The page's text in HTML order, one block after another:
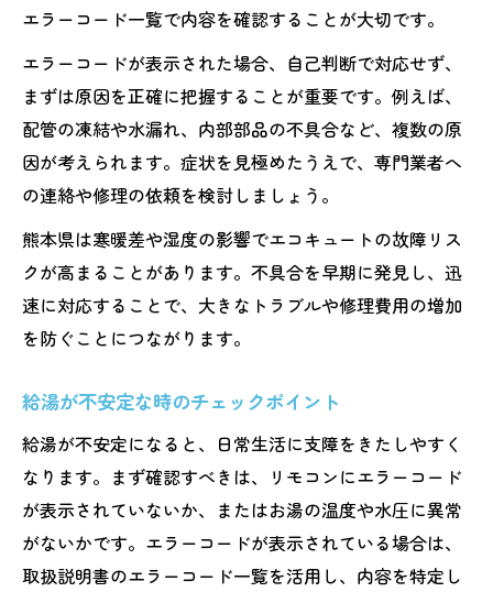
エラーコード一覧で内容を確認することが大切です。
エラーコードが表示された場合、自己判断で対応せず、
まずは原因を正確に把握することが重要です。例えば、
配管の凍結や水漏れ、内部部品の不具合など、複数の原
因が考えられます。症状を見極めたうえで、専門業者へ
の連絡や修理の依頼を検討しましょう。
熊本県は寒暖差や湿度の影響でエコキュートの故障リス
クが高まることがあります。不具合を早期に発見し、迅
速に対応することで、大きなトラブルや修理費用の増加
を防ぐことにつながります。
給湯が不安定な時のチェックポイント
給湯が不安定になると、日常生活に支障をきたしやすく
なります。まず確認すべきは、リモコンにエラーコード
が表示されていないか、またはお湯の温度や水圧に異常
がないかです。エラーコードが表示されている場合は、
取扱説明書のエラーコード一覧を活用し、内容を特定し